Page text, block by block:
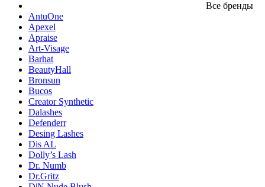
Все бренды
AntuOne
Apexel
Apraise
Art-Visage
Barhat
BeautyHall
Bronsun
Bucos
Creator Synthetic
Dalashes
Defenderr
Desing Lashes
Dis AL
Dolly’s Lash
Dr. Numb
Dr.Gritz